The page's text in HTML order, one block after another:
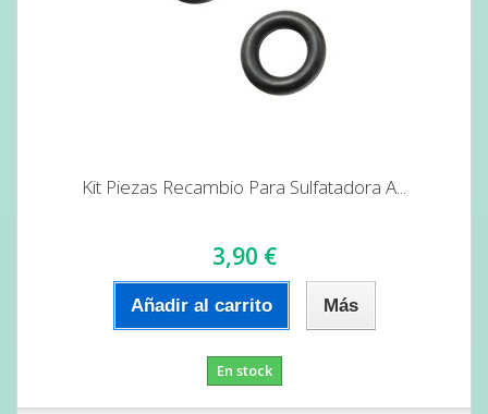
Kit Piezas Recambio Para Sulfatadora A...
3,90 €
Añadir al carrito Más
En stock